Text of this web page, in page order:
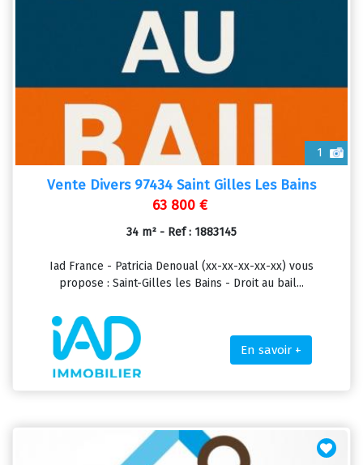
1
Vente Divers 97434 Saint Gilles Les Bains
63 800 €
34 m² - Ref : 1883145
Iad France - Patricia Denoual (xx-xx-xx-xx-xx) vous
propose : Saint-Gilles les Bains - Droit au bail...
En savoir +